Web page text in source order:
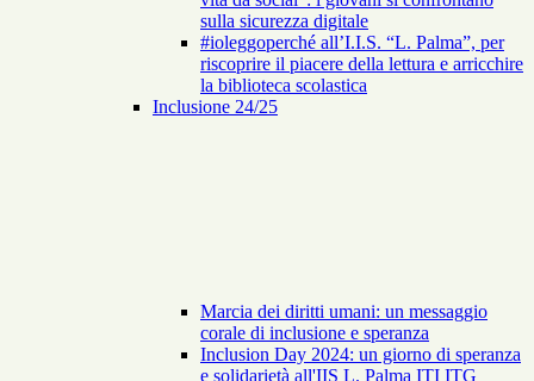
sulla sicurezza digitale
#ioleggoperché all’I.I.S. “L. Palma”, per
riscoprire il piacere della lettura e arricchire
la biblioteca scolastica
Inclusione 24/25
Marcia dei diritti umani: un messaggio
corale di inclusione e speranza
Inclusion Day 2024: un giorno di speranza
e solidarietà all'IIS L. Palma ITI ITG